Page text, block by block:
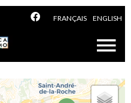
FRANÇAIS ENGLISH